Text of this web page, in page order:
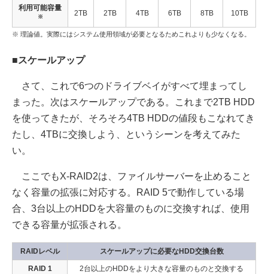
利用可能容量
※ 2TB 2TB 4TB 6TB 8TB 10TB
※ 理論値。実際にはシステム使用領域が必要となるためこれよりも少なくなる。
■スケールアップ
さて、これで6つのドライブベイがすべて埋まってし
まった。次はスケールアップである。これまで2TB HDD
を使ってきたが、そろそろ4TB HDDの値段もこなれてき
たし、4TBに交換しよう、というシーンを考えてみた
い。
ここでもX-RAID2は、ファイルサーバーを止めること
なく容量の拡張に対応する。RAID 5で動作している場
合、3台以上のHDDを大容量のものに交換すれば、使用
できる容量が拡張される。
RAIDレベル スケールアップに必要なHDD交換台数
RAID 1 2台以上のHDDをより大きな容量のものと交換する